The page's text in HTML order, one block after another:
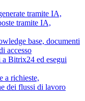
tramite IA,
tramite IA,
base, documenti
accesso
Bitrix24 ed esegui
a richieste,
dei flussi di lavoro